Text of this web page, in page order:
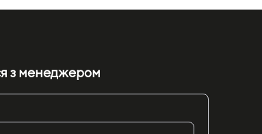
з менеджером